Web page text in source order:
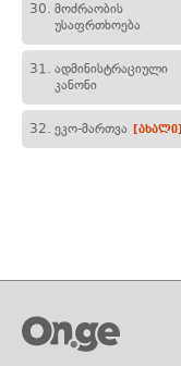
30. მოძრაობის
უსაფრთხოება
31. ადმინისტრაციული
კანონი
32. ეკო-მართვა [ახალი]